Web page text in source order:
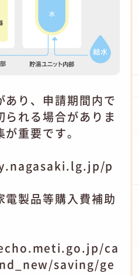
り、申請期間内で
れる場合がありま
重要です。
p
製品等購入費補助
ca
saving/ge